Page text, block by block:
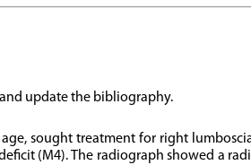
update the bibliography.
age, sought treatment for right
(M4). The radiograph showed a